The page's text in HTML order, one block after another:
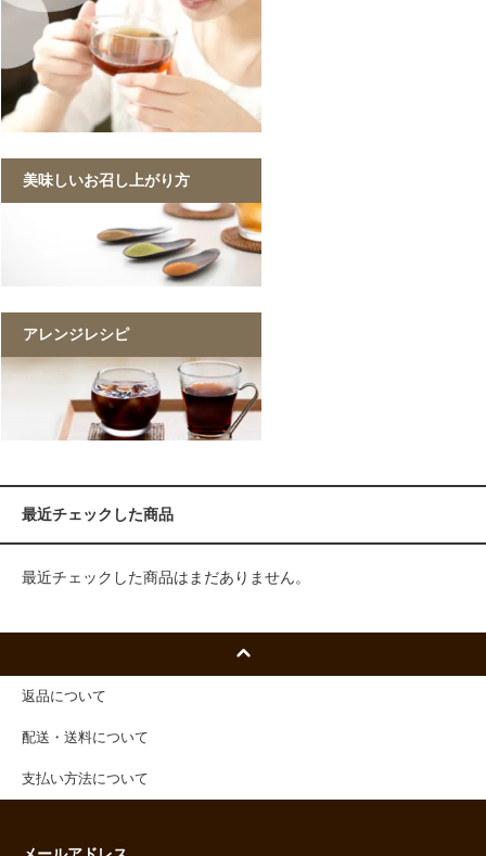
美味しいお召し上がり方
アレンジレシピ
最近チェックした商品
最近チェックした商品はまだありません。
返品について
配送・送料について
支払い方法について